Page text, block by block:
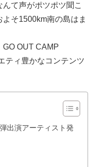
て声がポツポツ聞こ
そ1500km南の島はま
OUT CAMP
ティ豊かなコンテンツ
出演アーティスト発